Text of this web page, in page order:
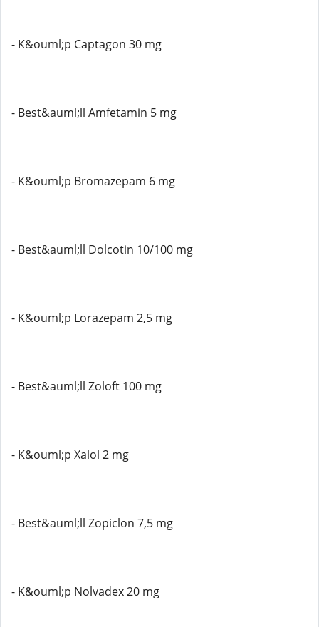
- K&ouml;p Captagon 30 mg
- Best&auml;ll Amfetamin 5 mg
- K&ouml;p Bromazepam 6 mg
- Best&auml;ll Dolcotin 10/100 mg
- K&ouml;p Lorazepam 2,5 mg
- Best&auml;ll Zoloft 100 mg
- K&ouml;p Xalol 2 mg
- Best&auml;ll Zopiclon 7,5 mg
- K&ouml;p Nolvadex 20 mg